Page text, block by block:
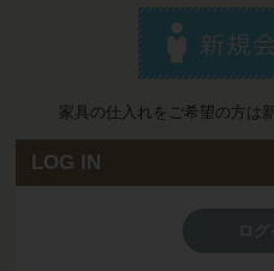
家具の仕入れをご希望の方は
LOG IN